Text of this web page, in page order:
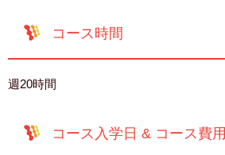
コース時間
週20時間
コース入学日 & コース費用